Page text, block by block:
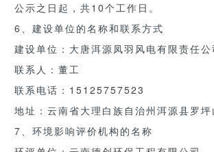
公示之日起，共10个工作日。
6、建设单位的名称和联系方式
建设单位：大唐洱源凤羽风电有限责任公
联系人：董工
联系电话：15125757523
地址：云南省大理白族自治州洱源县罗坪
7、环境影响评价机构的名称